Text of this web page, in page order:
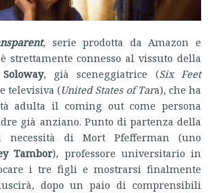
, serie prodotta da Amazon e
strettamente connesso al vissuto della
, già sceneggiatrice (Six Feet
televisiva (United States of Tara), che ha
adulta il coming out come persona
già anziano. Punto di partenza della
di Mort Pfefferman (uno
Tambor), professore universitario in
i tre figli e mostrarsi finalmente
dopo un paio di comprensibili